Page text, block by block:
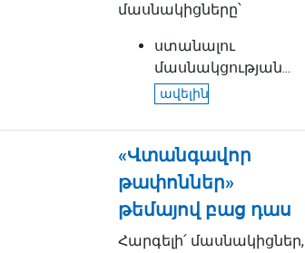
մասնակիցները՝
ստանալու
մասնակցության...
ավելին
«Վտանգավոր
թափոններ»
թեմայով բաց դաս
Հարգելի՛ մասնակիցներ,